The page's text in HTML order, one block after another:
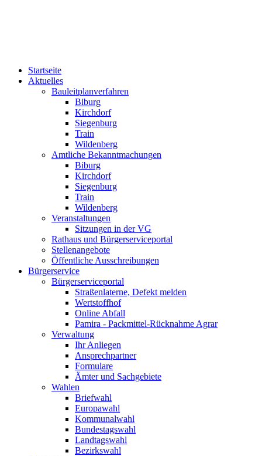
Startseite
Aktuelles
Bauleitplanverfahren
Biburg
Kirchdorf
Siegenburg
Train
Wildenberg
Amtliche Bekanntmachungen
Biburg
Kirchdorf
Siegenburg
Train
Wildenberg
Veranstaltungen
Sitzungen in der VG
Rathaus und Bürgerserviceportal
Stellenangebote
Öffentliche Ausschreibungen
Bürgerservice
Bürgerserviceportal
Straßenlaterne, Defekt melden
Wertstoffhof
Online Abfall
Pamira - Packmittel-Rücknahme Agrar
Verwaltung
Ihr Anliegen
Ansprechpartner
Formulare
Ämter und Sachgebiete
Wahlen
Briefwahl
Europawahl
Kommunalwahl
Bundestagswahl
Landtagswahl
Bezirkswahl